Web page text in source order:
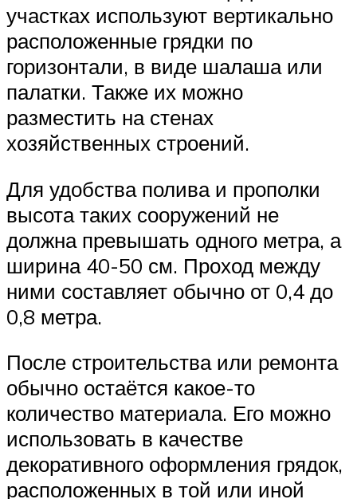
участках используют вертикально
расположенные грядки по
горизонтали, в виде шалаша или
палатки. Также их можно
разместить на стенах
хозяйственных строений.
Для удобства полива и прополки
высота таких сооружений не
должна превышать одного метра, а
ширина 40-50 см. Проход между
ними составляет обычно от 0,4 до
0,8 метра.
После строительства или ремонта
обычно остаётся какое-то
количество материала. Его можно
использовать в качестве
декоративного оформления грядок,
расположенных в той или иной